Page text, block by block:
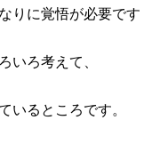
りに覚悟が必要です
いろ考えて、
いるところです。